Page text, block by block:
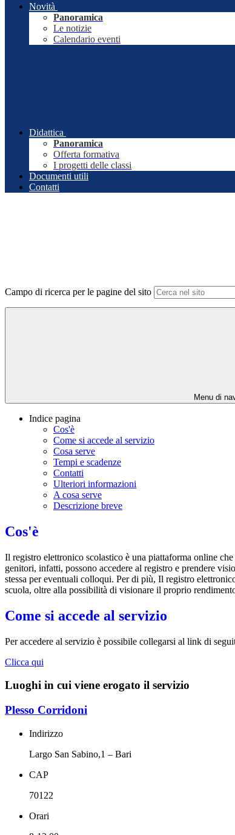
Novità
Panoramica
Le notizie
Calendario eventi
Didattica
Panoramica
Offerta formativa
I progetti delle classi
Documenti utili
Contatti
Campo di ricerca per le pagine del sito
Menu di
Indice pagina
Cos'è
Come si accede al servizio
Cosa serve
Tempi e scadenze
Contatti
Ulteriori informazioni
A cosa serve
Descrizione breve
Cos'è
Il registro elettronico scolastico è una piattaforma online
genitori, infatti, possono accedere al registro e prendere
stessa per eventuali colloqui. Per di più, Il registro
scuola, oltre alla possibilità di visionare il proprio
Come si accede al servizio
Per accedere al servizio è possibile collegarsi al link di
Clicca qui
Luoghi in cui viene erogato il servizio
Plesso Corridoni
Indirizzo
Largo San Sabino,1 – Bari
CAP
70122
Orari